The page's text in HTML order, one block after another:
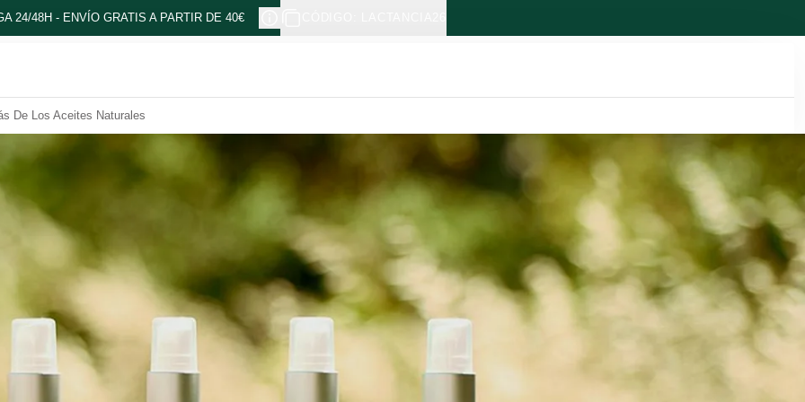
24/48H - ENVÍO GRATIS A PARTIR DE 40€
De Los Aceites Naturales